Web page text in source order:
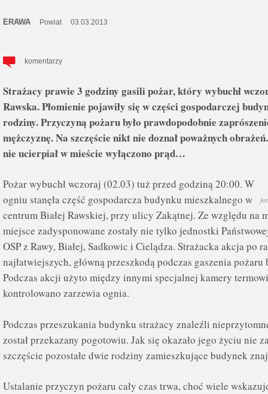
ERAWA Powiat 03.03.2013
komentarzy
Strażacy prawie 3 godziny gasili pożar, który wybuchł
Rawska. Płomienie pojawiły się w części gospodarczej
rodziny. Przyczyną pożaru było prawdopodobnie
mężczyznę. Na szczęście nikt nie doznał poważnych
nie ucierpiał w mieście wyłączono prąd…
Pożar wybuchł wczoraj (02.03) tuż przed godziną 20:00. W
ogniu stanęła część gospodarcza budynku mieszkalnego w
centrum Białej Rawskiej, przy ulicy Zakątnej. Ze względu na
miejsce zadysponowane zostały nie tylko jednostki
OSP z Rawy, Białej, Sadkowic i Cielądza. Strażacka akcja po
najłatwiejszych, główną przeszkodą podczas gaszenia
Podczas akcji użyto między innymi specjalnej kamery
kontrolowano zarzewia ognia.
Podczas przeszukania budynku strażacy znaleźli
został przekazany pogotowiu. Jak się okazało jego życiu nie
szczęście pozostałe dwie rodziny zamieszkujące budynek
Ustalanie przyczyn pożaru cały czas trwa, choć wiele